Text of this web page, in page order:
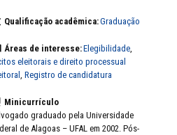
Qualificação acadêmica:Graduação
Áreas de interesse:Elegibilidade,
eleitorais e direito processual
, Registro de candidatura
Minicurrículo
graduado pela Universidade
de Alagoas – UFAL em 2002. Pós-